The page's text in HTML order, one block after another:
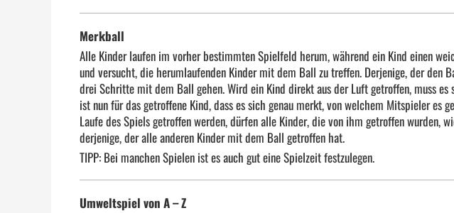
Merkball
Alle Kinder laufen im vorher bestimmten Spielfeld herum, während ein Kind einen
und versucht, die herumlaufenden Kinder mit dem Ball zu treffen. Derjenige, der den
drei Schritte mit dem Ball gehen. Wird ein Kind direkt aus der Luft getroffen, muss
ist nun für das getroffene Kind, dass es sich genau merkt, von welchem Mitspieler es
Laufe des Spiels getroffen werden, dürfen alle Kinder, die von ihm getroffen wurden,
derjenige, der alle anderen Kinder mit dem Ball getroffen hat.
TIPP: Bei manchen Spielen ist es auch gut eine Spielzeit festzulegen.
Umweltspiel von A – Z